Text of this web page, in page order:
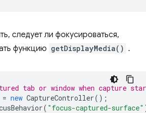
следует ли фокусироваться,
функцию getDisplayMedia() .
tab or window when capture
= new CaptureController();
( "focus-captured-surface"